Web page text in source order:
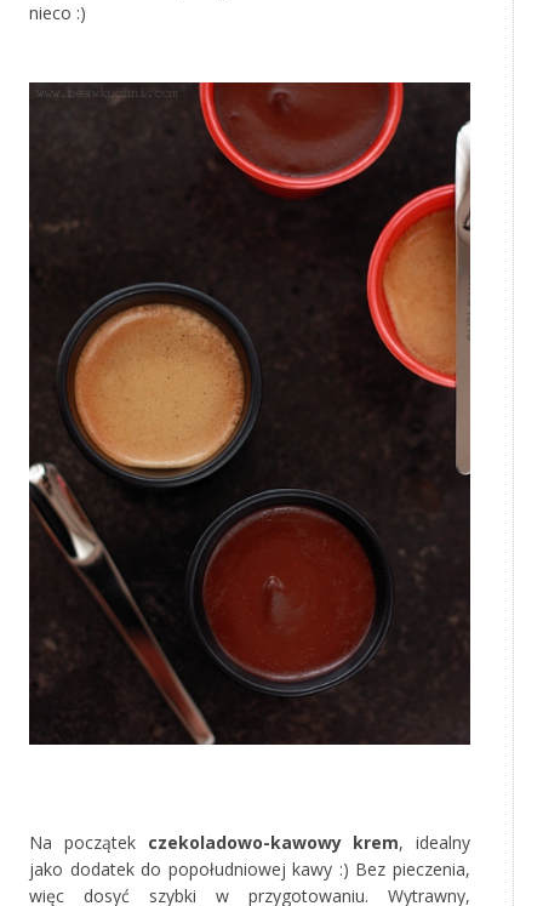
nieco :)
Na początek czekoladowo-kawowy krem, idealny
jako dodatek do popołudniowej kawy :) Bez pieczenia,
więc dosyć szybki w przygotowaniu. Wytrawny,